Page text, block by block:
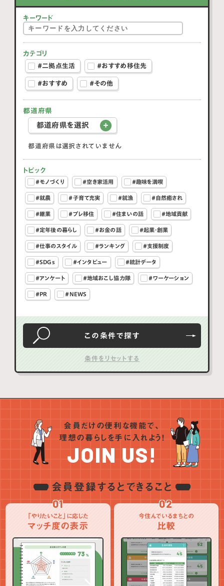
キーワード
カテゴリ
#二拠点生活
#おすすめ移住先
#おすすめ #その他
都道府県
都道府県を選択
都道府県は選択されていません
トピック
#モノづくり #空き家活用 #趣味を満喫
#就農 #子育て充実 #就漁 #自然癒され
#継業 #プレ移住 #住まいの話 #地域貢献
#定年後の暮らし #お金の話 #起業・創業
#仕事のスタイル #ランキング #支援制度
#SDGs #インタビュー #統計データ
#アンケート #地域おこし協力隊 #ワーケーション
#PR #NEWS
この条件で探す
会員だけの便利な機能で、
理想の暮らしを手に入れよう！
JOIN US!
会員登録するとできること
01
「やりたいこと」に応じた
マッチ度の表示
02
今住んでいるまちとの
比較